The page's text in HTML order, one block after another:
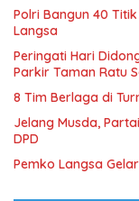
Polri Bangun 40
Langsa
Peringati Hari
Parkir Taman Ratu
8 Tim Berlaga di
Jelang Musda,
DPD
Pemko Langsa